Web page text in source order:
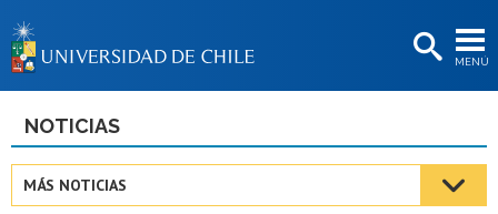
MENÚ
BIBLIOTECAS
Estudiantes
NOTICIAS
MÁS NOTICIAS